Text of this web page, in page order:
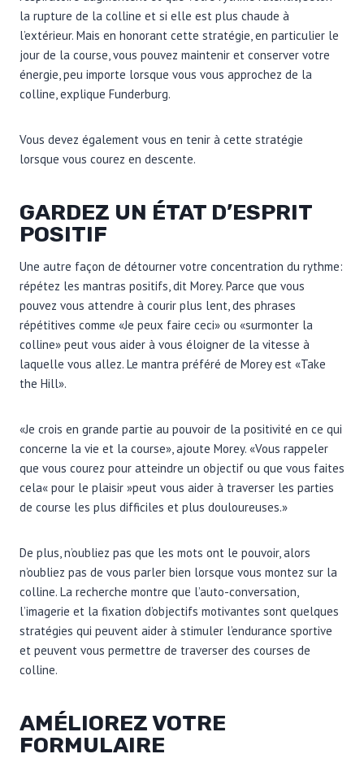
la rupture de la colline et si elle est plus chaude à
l’extérieur. Mais en honorant cette stratégie, en particulier le
jour de la course, vous pouvez maintenir et conserver votre
énergie, peu importe lorsque vous vous approchez de la
colline, explique Funderburg.
Vous devez également vous en tenir à cette stratégie
lorsque vous courez en descente.
GARDEZ UN ÉTAT D’ESPRIT
POSITIF
Une autre façon de détourner votre concentration du rythme:
répétez les mantras positifs, dit Morey. Parce que vous
pouvez vous attendre à courir plus lent, des phrases
répétitives comme «Je peux faire ceci» ou «surmonter la
colline» peut vous aider à vous éloigner de la vitesse à
laquelle vous allez. Le mantra préféré de Morey est «Take
the Hill».
«Je crois en grande partie au pouvoir de la positivité en ce qui
concerne la vie et la course», ajoute Morey. «Vous rappeler
que vous courez pour atteindre un objectif ou que vous faites
cela« pour le plaisir »peut vous aider à traverser les parties
de course les plus difficiles et plus douloureuses.»
De plus, n’oubliez pas que les mots ont le pouvoir, alors
n’oubliez pas de vous parler bien lorsque vous montez sur la
colline. La recherche montre que l’auto-conversation,
l’imagerie et la fixation d’objectifs motivantes sont quelques
stratégies qui peuvent aider à stimuler l’endurance sportive
et peuvent vous permettre de traverser des courses de
colline.
AMÉLIOREZ VOTRE
FORMULAIRE